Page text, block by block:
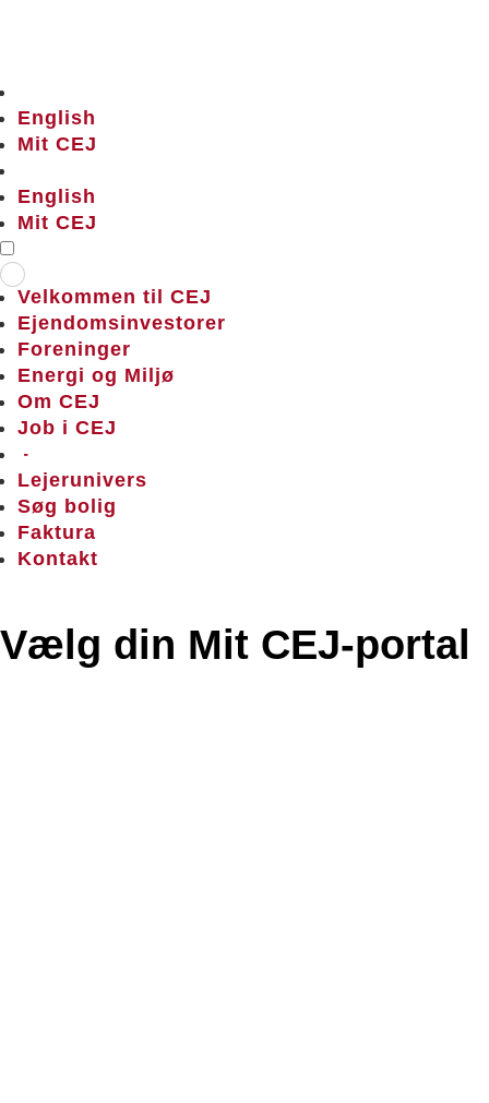
English
Mit CEJ
English
Mit CEJ
Velkommen til CEJ
Ejendomsinvestorer
Foreninger
Energi og Miljø
Om CEJ
Job i CEJ
–
Lejerunivers
Søg bolig
Faktura
Kontakt
Vælg din Mit CEJ-portal